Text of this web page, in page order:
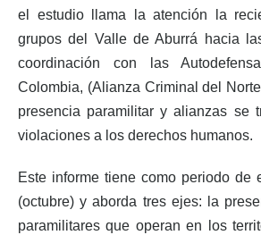
el estudio llama la atención la
grupos del Valle de Aburrá hacia
coordinación con las
Colombia, (Alianza Criminal del
presencia paramilitar y alianzas se
violaciones a los derechos humanos.
Este informe tiene como periodo de
(octubre) y aborda tres ejes: la
paramilitares que operan en los